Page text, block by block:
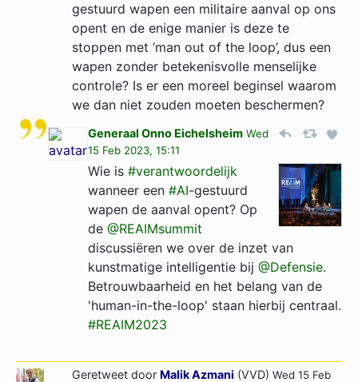
gestuurd wapen een militaire aanval op ons
opent en de enige manier is deze te
stoppen met ‘man out of the loop’, dus een
wapen zonder betekenisvolle menselijke
controle? Is er een moreel beginsel waarom
we dan niet zouden moeten beschermen?
Generaal Onno Eichelsheim Wed
15 Feb 2023, 15:11
Wie is #verantwoordelijk
wanneer een #AI-gestuurd
wapen de aanval opent? Op
de @REAIMsummit
discussiëren we over de inzet van
kunstmatige intelligentie bij @Defensie.
Betrouwbaarheid en het belang van de
'human-in-the-loop' staan hierbij centraal.
#REAIM2023
Geretweet door Malik Azmani (VVD) Wed 15 Feb